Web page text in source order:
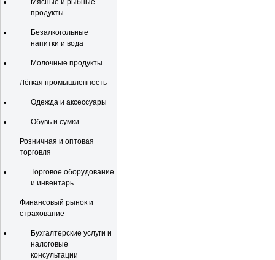
Мясные и рыбные
продукты
Безалкогольные
напитки и вода
Молочные продукты
Лёгкая промышленность
Одежда и аксессуары
Обувь и сумки
Розничная и оптовая
торговля
Торговое оборудование
и инвентарь
Финансовый рынок и
страхование
Бухгалтерские услуги и
налоговые
консультации